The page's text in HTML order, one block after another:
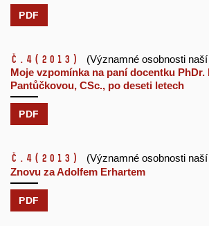
PDF
č.4 (2013)
(Významné osobnosti
Moje vzpomínka na paní docentku PhDr.
Pantůčkovou, CSc., po deseti letech
PDF
č.4 (2013)
(Významné osobnosti
Znovu za Adolfem Erhartem
PDF